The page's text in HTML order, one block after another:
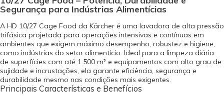
Segurança para Indústrias Alimentícias
A HD 10/27 Cage Food da Kärcher é uma lavadora de alta pressão
trifásica projetada para operações intensivas e contínuas em
ambientes que exigem máximo desempenho, robustez e higiene,
como indústrias do setor alimentício. Ideal para a limpeza diária
de superfícies com até 1.500 m² e equipamentos com alto grau de
sujidade e incrustações, ela garante eficiência, segurança e
durabilidade mesmo nas condições mais exigentes.
Principais Características e Benefícios